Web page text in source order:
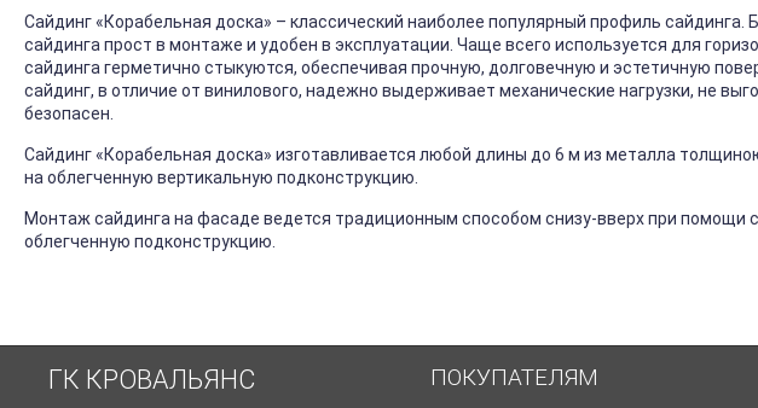
Сайдинг «Корабельная доска» – классический наиболее популярный профиль сайдинга.
сайдинга прост в монтаже и удобен в эксплуатации. Чаще всего используется для
сайдинга герметично стыкуются, обеспечивая прочную, долговечную и эстетичную
сайдинг, в отличие от винилового, надежно выдерживает механические нагрузки, не
безопасен.
Сайдинг «Корабельная доска» изготавливается любой длины до 6 м из металла
на облегченную вертикальную подконструкцию.
Монтаж сайдинга на фасаде ведется традиционным способом снизу-вверх при помощи
облегченную подконструкцию.
ГК КРОВАЛЬЯНС ПОКУПАТЕЛЯМ